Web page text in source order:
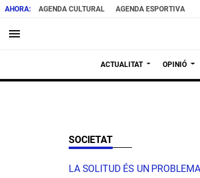
AGENDA CULTURAL AGENDA ESPORTIVA
menu
ACTUALITAT OPINIÓ
SOCIETAT
LA SOLITUD ÉS UN